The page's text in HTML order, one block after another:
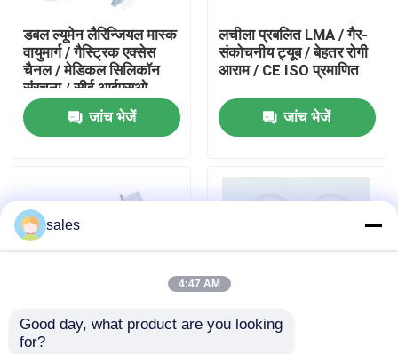
फैक्टरी यात्रा
गुणवत्ता नियंत्रण
एक बोली का अनुरोध
स्वरयंत्र मुखौटा वायुमार्ग
डबल ल्यूमेन लैरिन्जियल मास्क
वायुमार्ग / गैस्ट्रिक एक्सेस
चैनल / मेडिकल सिलिकॉन
संरचना / सीई आईएसओ
जांच भेजें
लचीला प्रबलित LMA / गैर-
संकोचनीय ट्यूब / बेहतर रोगी
आराम / CE ISO प्रमाणित
जांच भेजें
प्रबलित स्वरयंत्र मास्क
sales
4:47 AM
Good day, what product are you looking
for?